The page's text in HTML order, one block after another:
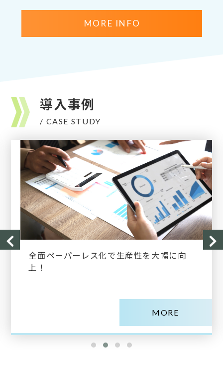
MORE INFO
導入事例
/ CASE STUDY
全面ペーパーレス化で生産性を大幅に向
上！
MORE